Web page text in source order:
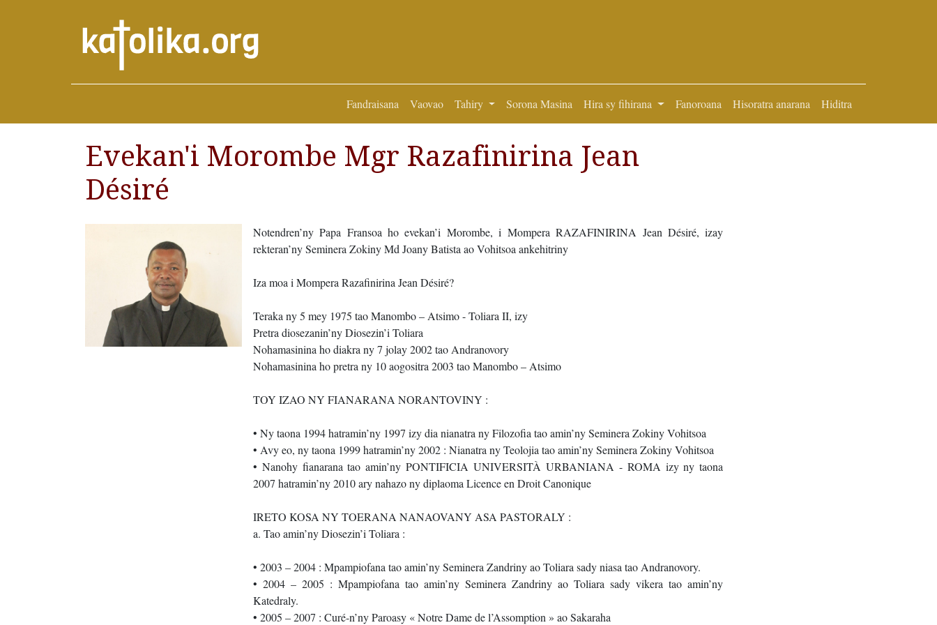
Fandraisana Vaovao Tahiry Sorona Masina Hira sy fihirana Fanoroana Hisoratra anarana Hiditra
Evekan'i Morombe Mgr Razafinirina Jean
Désiré
Notendren’ny Papa Fransoa ho evekan’i Morombe, i Mompera RAZAFINIRINA Jean Désiré, izay
rekteran’ny Seminera Zokiny Md Joany Batista ao Vohitsoa ankehitriny
Iza moa i Mompera Razafinirina Jean Désiré?
Teraka ny 5 mey 1975 tao Manombo – Atsimo - Toliara II, izy
Pretra diosezanin’ny Diosezin’i Toliara
Nohamasinina ho diakra ny 7 jolay 2002 tao Andranovory
Nohamasinina ho pretra ny 10 aogositra 2003 tao Manombo – Atsimo
TOY IZAO NY FIANARANA NORANTOVINY :
• Ny taona 1994 hatramin’ny 1997 izy dia nianatra ny Filozofia tao amin’ny Seminera Zokiny Vohitsoa
• Avy eo, ny taona 1999 hatramin’ny 2002 : Nianatra ny Teolojia tao amin’ny Seminera Zokiny Vohitsoa
• Nanohy fianarana tao amin’ny PONTIFICIA UNIVERSITÀ URBANIANA - ROMA izy ny taona
2007 hatramin’ny 2010 ary nahazo ny diplaoma Licence en Droit Canonique
IRETO KOSA NY TOERANA NANAOVANY ASA PASTORALY :
a. Tao amin’ny Diosezin’i Toliara :
• 2003 – 2004 : Mpampiofana tao amin’ny Seminera Zandriny ao Toliara sady niasa tao Andranovory.
• 2004 – 2005 : Mpampiofana tao amin’ny Seminera Zandriny ao Toliara sady vikera tao amin’ny
Katedraly.
• 2005 – 2007 : Curé-n’ny Paroasy « Notre Dame de l’Assomption » ao Sakaraha